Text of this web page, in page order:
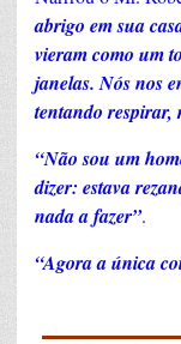
abrigo em sua
vieram como um
janelas. Nós nos
tentando respirar,
“Não sou um
dizer: estava
nada a fazer”.
“Agora a única